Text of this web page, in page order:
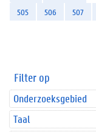
505
506 507
Filter op
Onderzoeksgebied
Taal